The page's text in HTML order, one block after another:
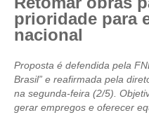
CRESCE BRASIL
CONSELHO TECNOLÓGICO
HISTÓRICO E ATUAÇÃO
COMPOSIÇÃO
prioridade para
nacional
Proposta é defendida pela
Brasil” e reafirmada pela
na segunda-feira (2/5).
gerar empregos e oferecer